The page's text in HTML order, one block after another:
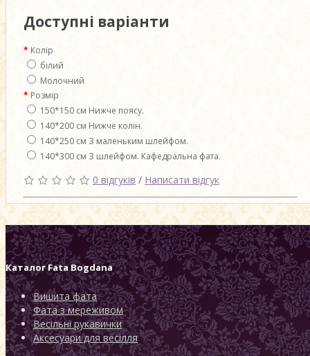
Доступні варіанти
Колір
білий
Молочний
Розмір
150*150 см Нижче поясу.
140*200 см Нижче колін.
140*250 см З маленьким шлейфом.
140*300 см З шлейфом. Кафедральна фата.
0 відгуків / Написати відгук
КаталогFata Bogdana
Вишита фата
Фата з мереживом
Весільні рукавички
Аксесуари для весілля